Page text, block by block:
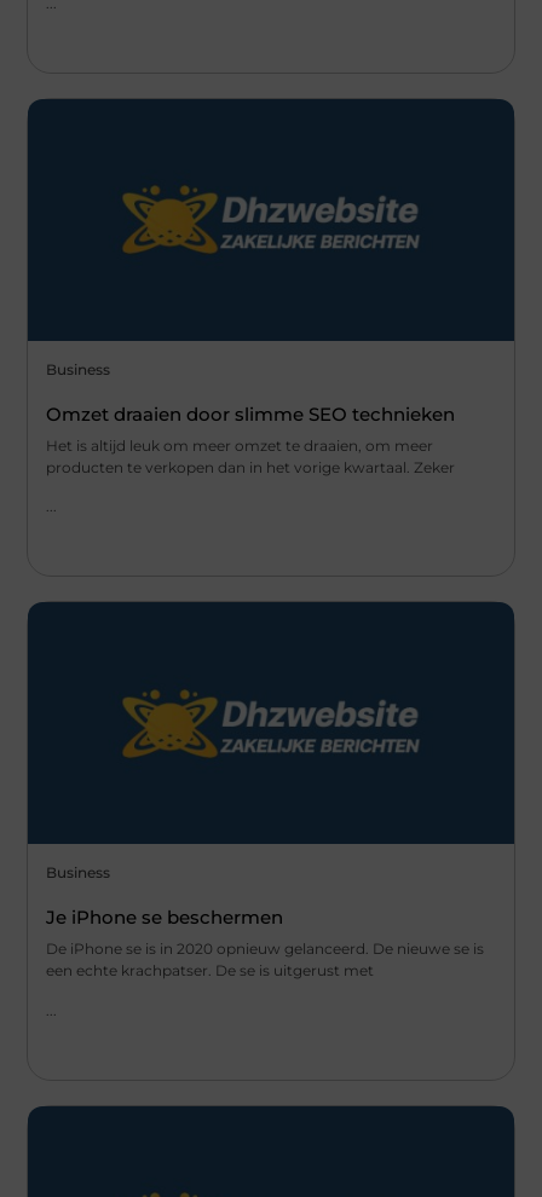
Business
Omzet draaien door slimme SEO technieken
Het is altijd leuk om meer omzet te draaien, om meer
producten te verkopen dan in het vorige kwartaal. Zeker
...
Business
Je iPhone se beschermen
De iPhone se is in 2020 opnieuw gelanceerd. De nieuwe se is
een echte krachpatser. De se is uitgerust met